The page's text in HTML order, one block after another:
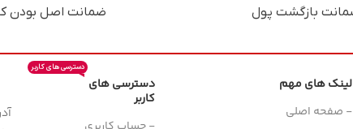
ضمانت اصل بودن
لینک های مهم
- صفحه اصلی
دسترسی های
کاربر
دسترسی های کاربر